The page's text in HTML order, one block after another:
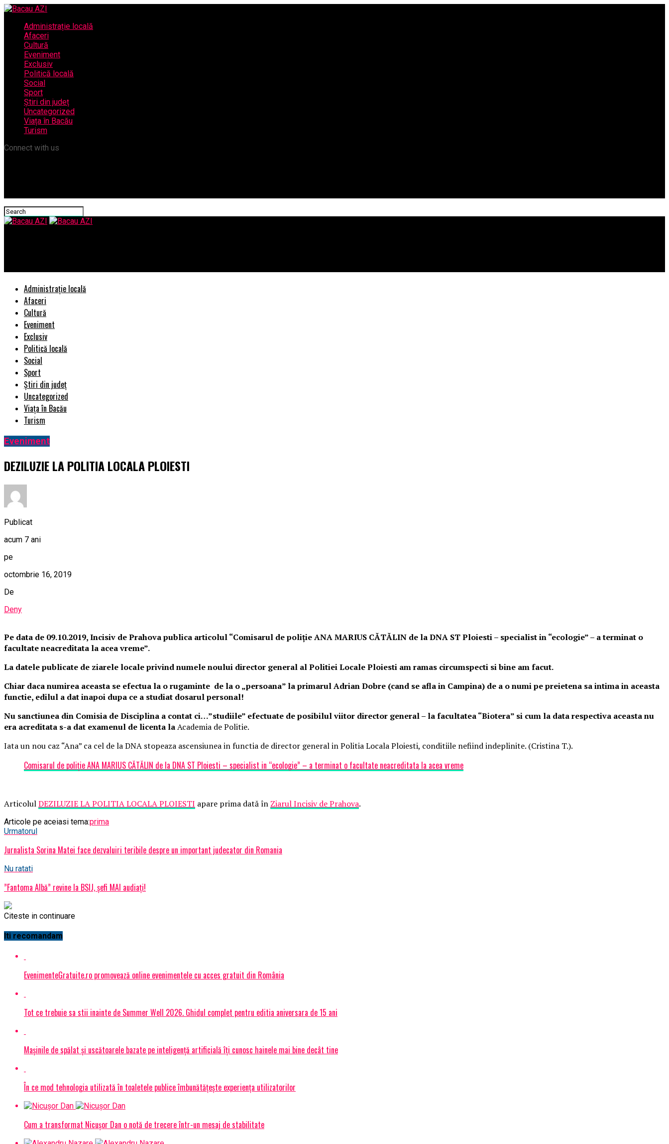
Administrație locală
Afaceri
Cultură
Eveniment
Exclusiv
Politică locală
Social
Sport
Știri din județ
Uncategorized
Viața în Bacău
Turism
Connect with us
Administrație locală
Afaceri
Cultură
Eveniment
Exclusiv
Politică locală
Social
Sport
Știri din județ
Uncategorized
Viața în Bacău
Turism
Eveniment
DEZILUZIE LA POLITIA LOCALA PLOIESTI
Publicat
acum 7 ani
pe
octombrie 16, 2019
De
Deny
Pe data de 09.10.2019, Incisiv de Prahova publica articolul “Comisarul de poliție ANA MARIUS CĂTĂLIN de la DNA ST Ploiesti – specialist in “ecologie” – a terminat o
facultate neacreditata la acea vreme”.
La datele publicate de ziarele locale privind numele noului director general al Politiei Locale Ploiesti am ramas circumspecti si bine am facut.
Chiar daca numirea aceasta se efectua la o rugaminte de la o „persoana” la primarul Adrian Dobre (cand se afla in Campina) de a o numi pe preietena sa intima in aceasta
functie, edilul a dat inapoi dupa ce a studiat dosarul personal!
Nu sanctiunea din Comisia de Disciplina a contat ci…”studiile” efectuate de posibilul viitor director general – la facultatea “Biotera” si cum la data respectiva aceasta nu
era acreditata s-a dat examenul de licenta laAcademia de Politie.
Iata un nou caz “Ana” ca cel de la DNA stopeaza ascensiunea in functia de director general in Politia Locala Ploiesti, conditiile nefiind indeplinite. (Cristina T.).
Comisarul de poliție ANA MARIUS CĂTĂLIN de la DNA ST Ploiesti – specialist in “ecologie” – a terminat o facultate neacreditata la acea vreme
ArticolulDEZILUZIE LA POLITIA LOCALA PLOIESTI apare prima dată în Ziarul Incisiv de Prahova.
Articole pe aceiasi tema:prima
Urmatorul
Jurnalista Sorina Matei face dezvaluiri teribile despre un important judecator din Romania
Nu ratati
”Fantoma Albă” revine la BSIJ, șefi MAI audiați!
Citeste in continuare
Iti recomandam
EvenimenteGratuite.ro promovează online evenimentele cu acces gratuit din România
Tot ce trebuie sa stii inainte de Summer Well 2026. Ghidul complet pentru editia aniversara de 15 ani
Mașinile de spălat și uscătoarele bazate pe inteligență artificială îți cunosc hainele mai bine decât tine
În ce mod tehnologia utilizată în toaletele publice îmbunătățește experiența utilizatorilor
Cum a transformat Nicușor Dan o notă de trecere într-un mesaj de stabilitate